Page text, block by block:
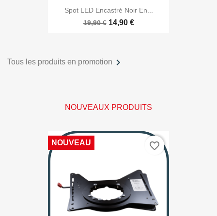
Spot LED Encastré Noir En...
19,90 € 14,90 €
Tous les produits en promotion 
NOUVEAUX PRODUITS
NOUVEAU favorite_border